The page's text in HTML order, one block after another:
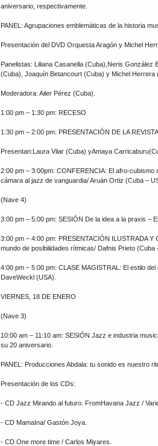
aniversario, respectivamente.
PANEL: Agrupaciones emblemáticas de la historia
Presentación del DVD Orquesta Aragón y Michel
Panelistas: Liliana Casanella (Cuba),Neris González
(Cuba), Joaquín Betancourt (Cuba) y Michel Herrera
Moderadora: Ailer Pérez (Cuba).
1:00 pm – 1:30 pm: RECESO
1:30 pm – 2:00 pm: PRESENTACIÓN DE LA
Presentan:Laura Vilar (Cuba) yAmaya
2:00 pm – 3:00pm: CONFERENCIA: El afro-
cámara al jazz de vanguardia/ Aruán Ortiz (Cuba –
(Nave 4)
3:00 pm – 5:00 pm: SESIÓN De la idea a la praxis –
3:00 pm – 4:00 pm: PRESENTACIÓN ILUSTRADA Y
mundo de posibilidades rítmicas/ Dafnis Prieto (Cuba
4:00 pm – 5:00 pm: CLASE MAGISTRAL: El estilo
DaveWeckl (USA).
VIERNES, 18 DE ENERO
(Nave 3)
10:00 am – 11:10 am: SESIÓN Jazz e industria
su 20 aniversario.
PANEL: Producciones Abdala: tu sonido es nuestro
Presentación de los CDs:
- CD Jazz Mirando al futuro. FromHavana Jazz /
- CD MamaIna/ Gastón Joya.
- CD One more time / Carlos Miyares.